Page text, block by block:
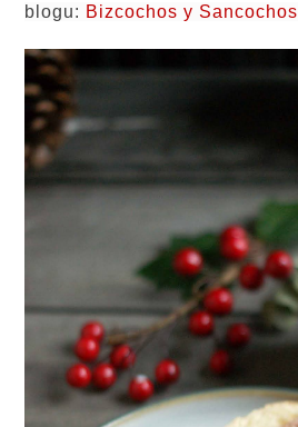
blogu: Bizcochos y Sancochos